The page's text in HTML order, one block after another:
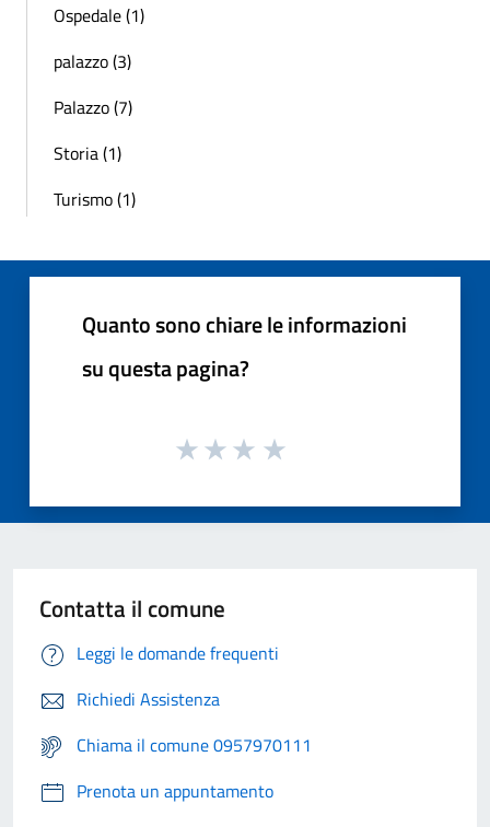
Ospedale (1)
palazzo (3)
Palazzo (7)
Storia (1)
Turismo (1)
Quanto sono chiare le informazioni
su questa pagina?
Contatta il comune
Leggi le domande frequenti
Richiedi Assistenza
Chiama il comune 0957970111
Prenota un appuntamento